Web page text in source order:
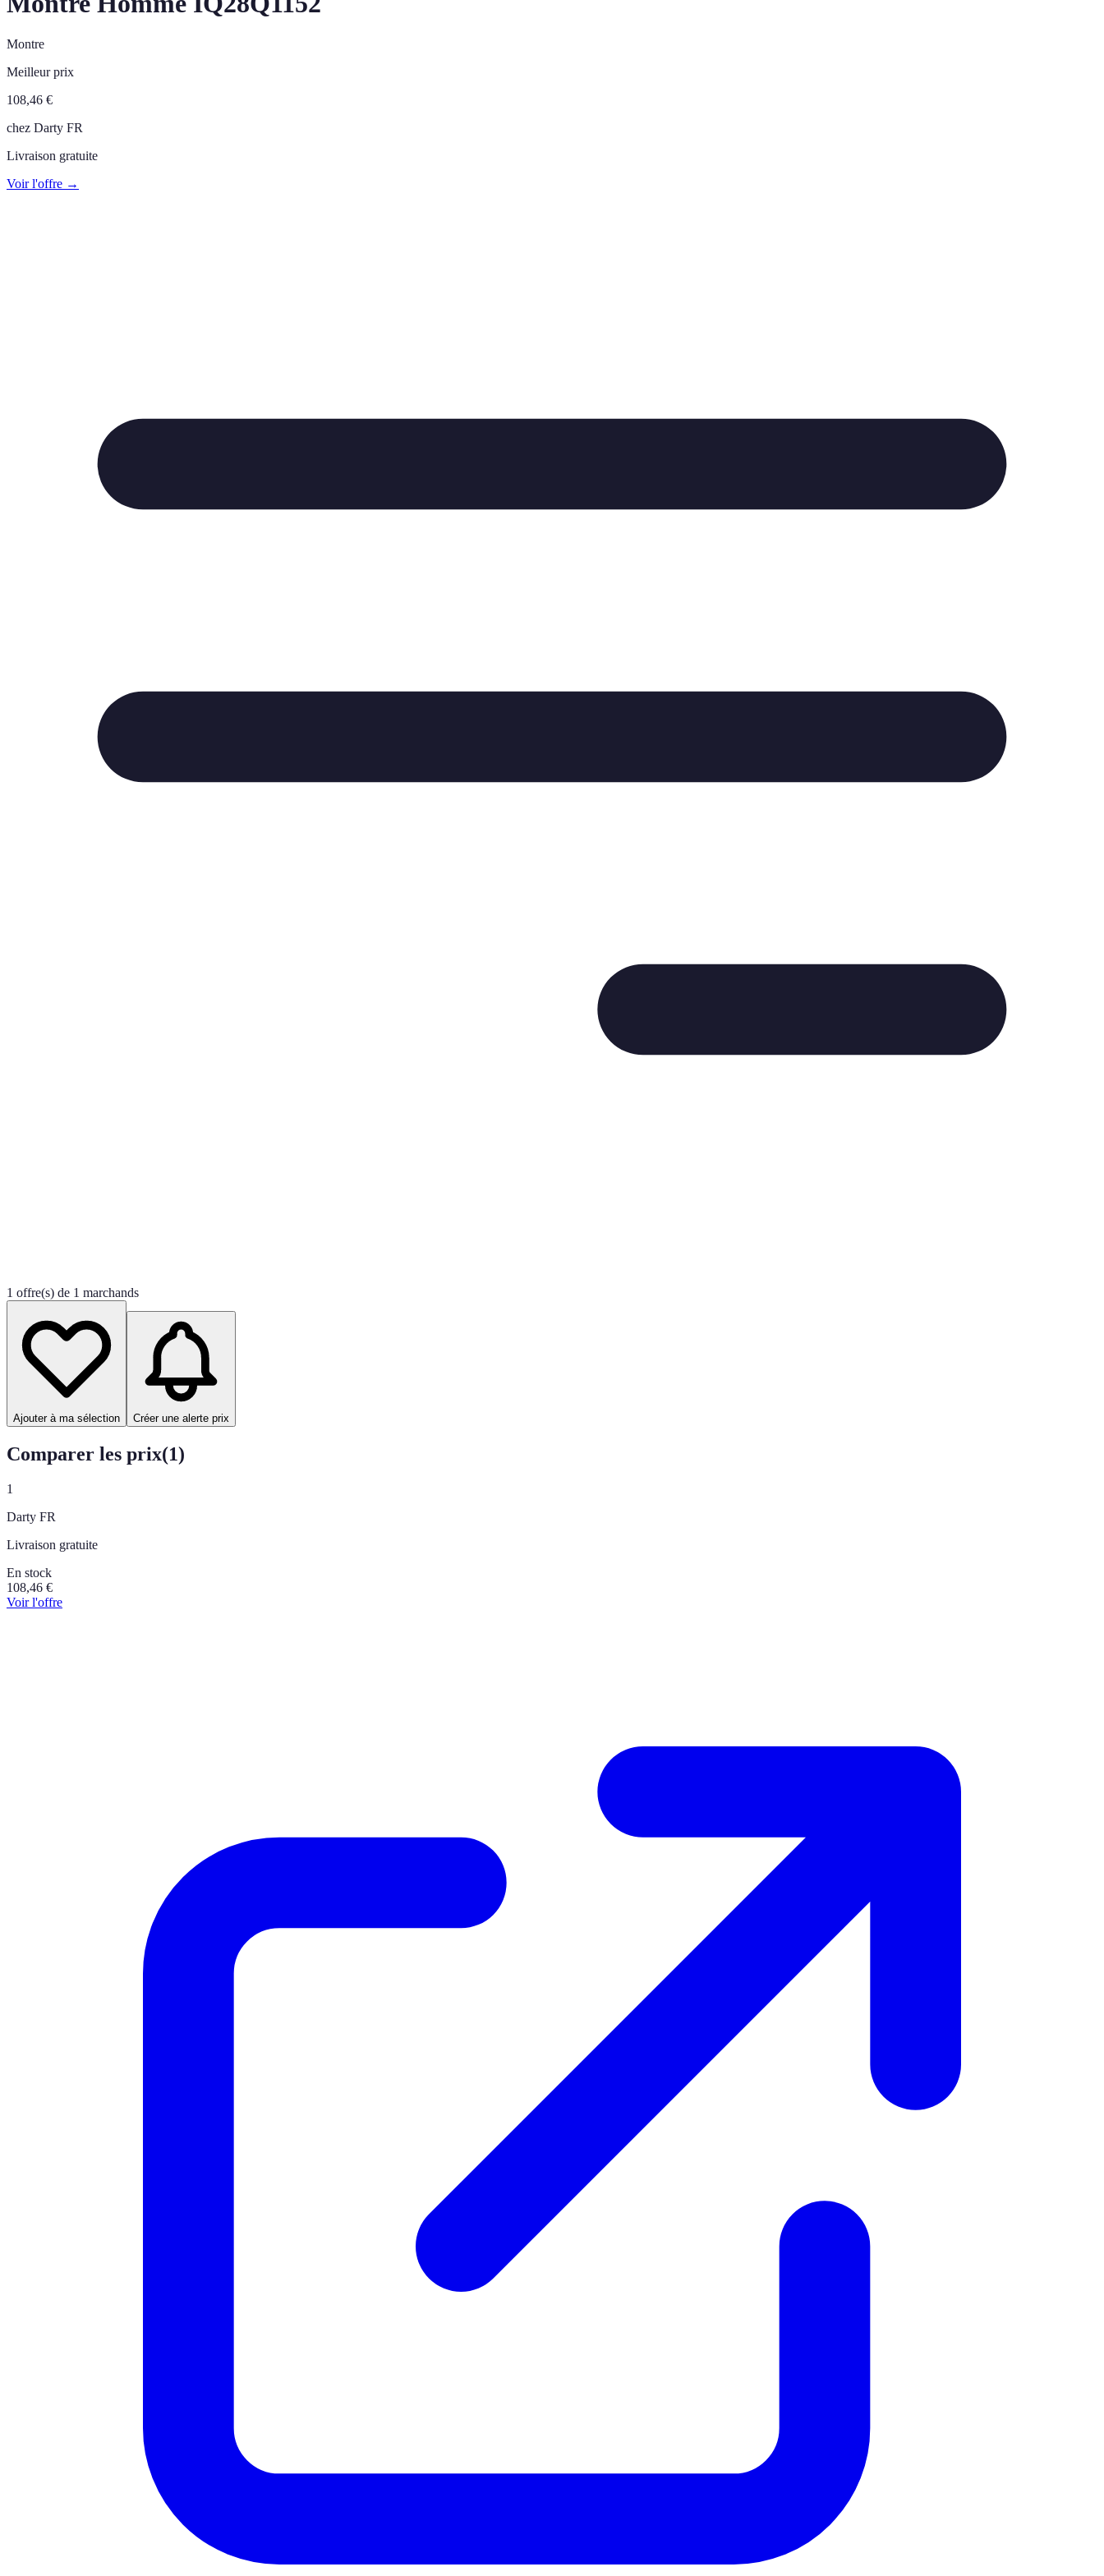
Montre
Meilleur prix
108,46 €
chez Darty FR
Livraison gratuite
Voir l'offre →
1 offre(s) de 1 marchands
Ajouter à ma sélection Créer une alerte prix
Comparer les prix(1)
1
Darty FR
Livraison gratuite
En stock
108,46 €
Voir l'offre